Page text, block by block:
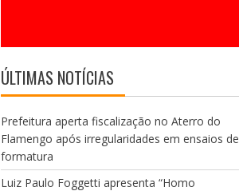
ÚLTIMAS NOTÍCIAS
Prefeitura aperta fiscalização no Aterro do
Flamengo após irregularidades em ensaios de
formatura
Luiz Paulo Foggetti apresenta “Homo